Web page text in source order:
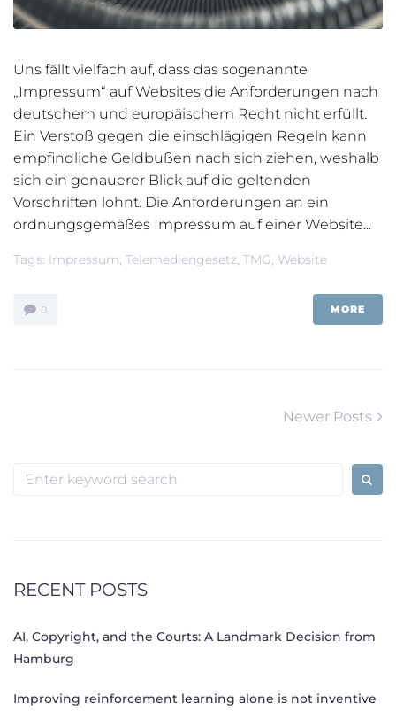
Uns fällt vielfach auf, dass das sogenannte
„Impressum“ auf Websites die Anforderungen nach
deutschem und europäischem Recht nicht erfüllt.
Ein Verstoß gegen die einschlägigen Regeln kann
empfindliche Geldbußen nach sich ziehen, weshalb
sich ein genauerer Blick auf die geltenden
Vorschriften lohnt. Die Anforderungen an ein
ordnungsgemäßes Impressum auf einer Website...
Tags: Impressum, Telemediengesetz, TMG, Website
0 MORE
Newer
Newer Posts
Search
RECENT POSTS
AI, Copyright, and the Courts: A Landmark Decision from
Hamburg
Improving reinforcement learning alone is not inventive